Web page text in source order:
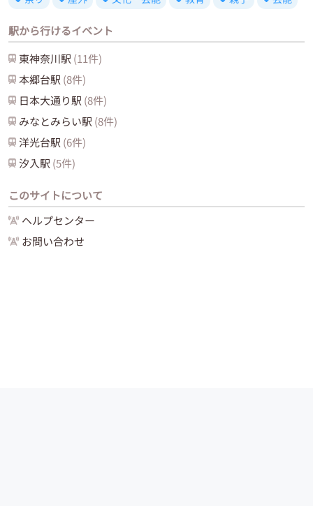
駅から行けるイベント
東神奈川駅 (11件)
本郷台駅 (8件)
日本大通り駅 (8件)
みなとみらい駅 (8件)
洋光台駅 (6件)
汐入駅 (5件)
このサイトについて
ヘルプセンター
お問い合わせ